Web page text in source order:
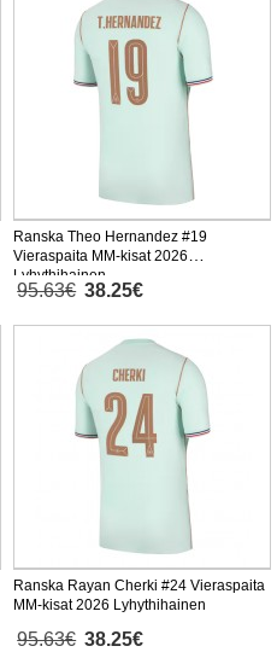
Ranska Theo Hernandez #19
Vieraspaita MM-kisat 2026
Lyhythihainen
95.63€ 38.25€
Ranska Rayan Cherki #24 Vieraspaita
MM-kisat 2026 Lyhythihainen
95.63€ 38.25€